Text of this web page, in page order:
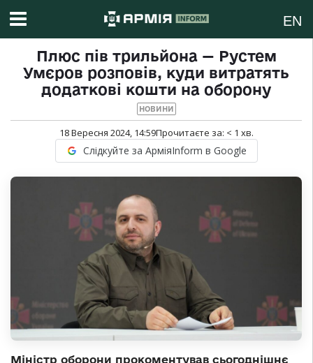
EN
Плюс пів трильйона — Рустем
Умєров розповів, куди витратять
додаткові кошти на оборону
НОВИНИ
18 Вересня 2024, 14:59Прочитаєте за: < 1 хв.
Слідкуйте за АрміяInform в Google
Міністр оборони прокоментував сьогоднішнє